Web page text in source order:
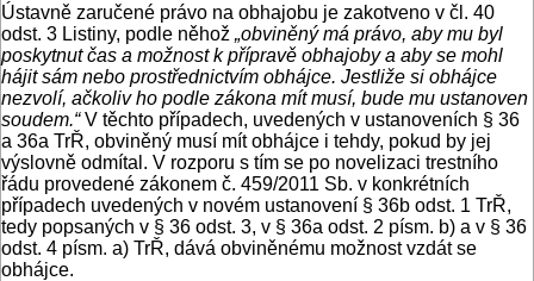
Ústavně zaručené právo na obhajobu je zakotveno v čl. 40
odst. 3 Listiny, podle něhož „obviněný má právo, aby mu byl
poskytnut čas a možnost k přípravě obhajoby a aby se mohl
hájit sám nebo prostřednictvím obhájce. Jestliže si obhájce
nezvolí, ačkoliv ho podle zákona mít musí, bude mu ustanoven
soudem.“V těchto případech, uvedených v ustanoveních § 36
a 36a TrŘ, obviněný musí mít obhájce i tehdy, pokud by jej
výslovně odmítal. V rozporu s tím se po novelizaci trestního
řádu provedené zákonem č. 459/2011 Sb. v konkrétních
případech uvedených v novém ustanovení § 36b odst. 1 TrŘ,
tedy popsaných v § 36 odst. 3, v § 36a odst. 2 písm. b) a v § 36
odst. 4 písm. a) TrŘ, dává obviněnému možnost vzdát se
obhájce.